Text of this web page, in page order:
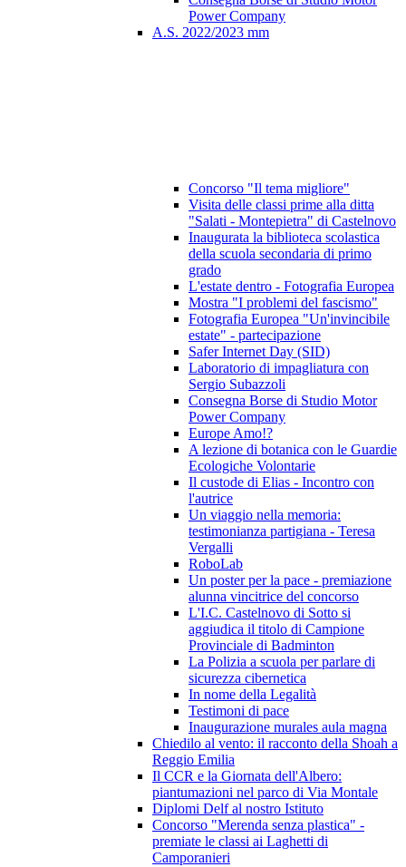
Power Company
A.S. 2022/2023 mm
Concorso "Il tema migliore"
Visita delle classi prime alla ditta
"Salati - Montepietra" di Castelnovo
Inaugurata la biblioteca scolastica
della scuola secondaria di primo
grado
L'estate dentro - Fotografia Europea
Mostra "I problemi del fascismo"
Fotografia Europea "Un'invincibile
estate" - partecipazione
Safer Internet Day (SID)
Laboratorio di impagliatura con
Sergio Subazzoli
Consegna Borse di Studio Motor
Power Company
Europe Amo!?
A lezione di botanica con le Guardie
Ecologiche Volontarie
Il custode di Elias - Incontro con
l'autrice
Un viaggio nella memoria:
testimonianza partigiana - Teresa
Vergalli
RoboLab
Un poster per la pace - premiazione
alunna vincitrice del concorso
L'I.C. Castelnovo di Sotto si
aggiudica il titolo di Campione
Provinciale di Badminton
La Polizia a scuola per parlare di
sicurezza cibernetica
In nome della Legalità
Testimoni di pace
Inaugurazione murales aula magna
Chiedilo al vento: il racconto della Shoah a
Reggio Emilia
Il CCR e la Giornata dell'Albero:
piantumazioni nel parco di Via Montale
Diplomi Delf al nostro Istituto
Concorso "Merenda senza plastica" -
premiate le classi ai Laghetti di
Camporanieri